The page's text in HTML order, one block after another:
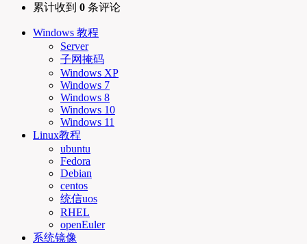
累计收到 0 条评论
Windows 教程
Server
子网掩码
Windows XP
Windows 7
Windows 8
Windows 10
Windows 11
Linux教程
ubuntu
Fedora
Debian
centos
统信uos
RHEL
openEuler
系统镜像